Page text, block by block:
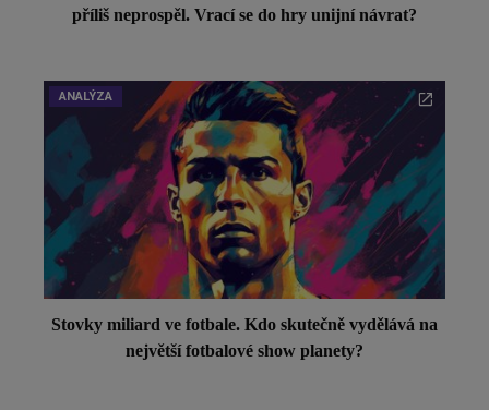
příliš neprospěl. Vrací se do hry unijní návrat?
ANALÝZA
Stovky miliard ve fotbale. Kdo skutečně vydělává na
největší fotbalové show planety?